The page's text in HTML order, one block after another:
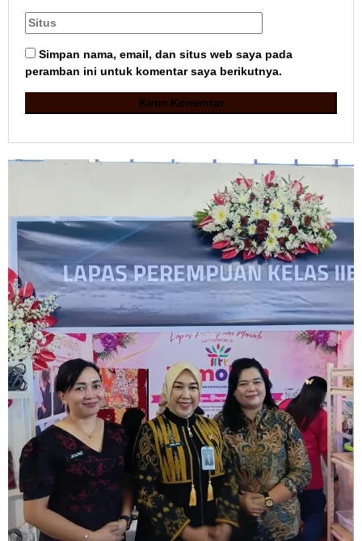
Simpan nama, email, dan situs web saya pada
peramban ini untuk komentar saya berikutnya.